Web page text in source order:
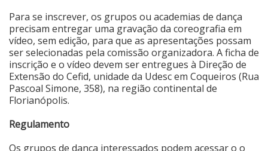
Agenda Cultural
Anuncie
Fale Conosco
Para se inscrever, os grupos ou academias de dança
precisam entregar uma gravação da coreografia em
vídeo, sem edição, para que as apresentações possam
ser selecionadas pela comissão organizadora. A ficha de
inscrição e o vídeo devem ser entregues à Direção de
Extensão do Cefid, unidade da Udesc em Coqueiros (Rua
Pascoal Simone, 358), na região continental de
Florianópolis.
Regulamento
Os grupos de dança interessados podem acessar o o